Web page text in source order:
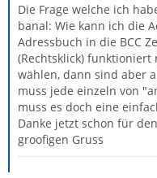
Die Frage welche ich
banal: Wie kann ich die
Adressbuch in die BCC
(Rechtsklick)
wählen, dann sind aber
muss jede einzeln von
muss es doch eine
Danke jetzt schon für
groofigen Gruss